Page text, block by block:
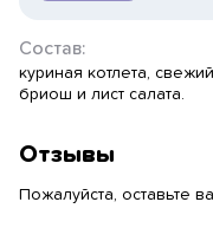
Состав:
куриная котлета,
бриош и лист салата.
Отзывы
Пожалуйста, оставьте